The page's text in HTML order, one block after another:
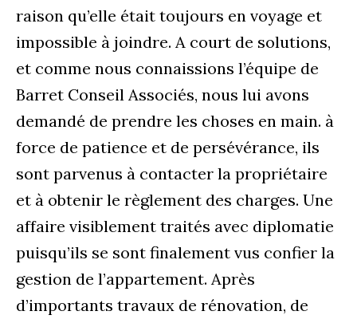
raison qu’elle était toujours en voyage et
impossible à joindre. A court de solutions,
et comme nous connaissions l’équipe de
Barret Conseil Associés, nous lui avons
demandé de prendre les choses en main. à
force de patience et de persévérance, ils
sont parvenus à contacter la propriétaire
et à obtenir le règlement des charges. Une
affaire visiblement traités avec diplomatie
puisqu’ils se sont finalement vus confier la
gestion de l’appartement. Après
d’importants travaux de rénovation, de